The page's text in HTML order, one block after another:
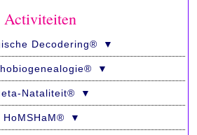
Activiteiten
Decodering® ▼
▼
Nataliteit® ▼
HoMSHaM® ▼